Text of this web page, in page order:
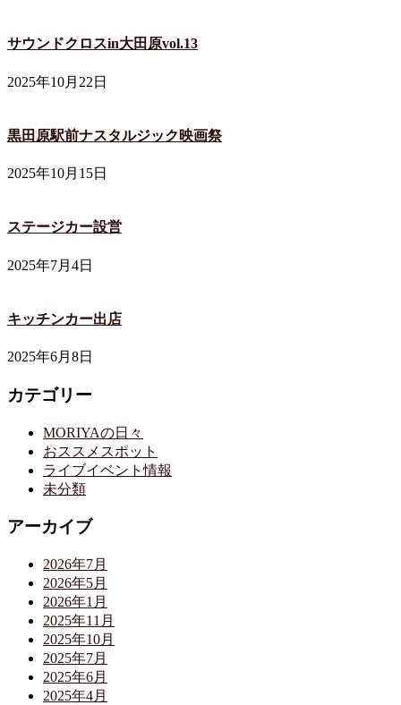
サウンドクロスin大田原vol.13
2025年10月22日
黒田原駅前ナスタルジック映画祭
2025年10月15日
ステージカー設営
2025年7月4日
キッチンカー出店
2025年6月8日
カテゴリー
MORIYAの日々
おススメスポット
ライブイベント情報
未分類
アーカイブ
2026年7月
2026年5月
2026年1月
2025年11月
2025年10月
2025年7月
2025年6月
2025年4月